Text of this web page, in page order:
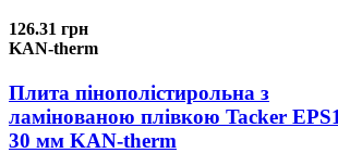
126.31 грн
KAN-therm
Плита пінополістирольна з
ламінованою плівкою Tacker
30 мм KAN-therm